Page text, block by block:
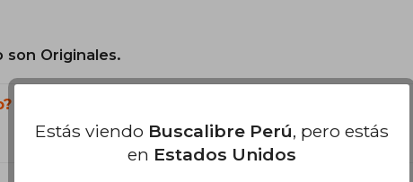
son Originales.
Estás viendo Buscalibre Perú, pero estás
en Estados Unidos